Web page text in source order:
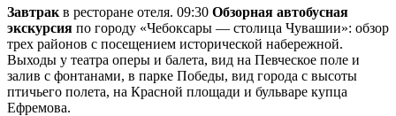
Завтрак в ресторане отеля. 09:30 Обзорная автобусная
экскурсия по городу «Чебоксары — столица Чувашии»: обзор
трех районов с посещением исторической набережной.
Выходы у театра оперы и балета, вид на Певческое поле и
залив с фонтанами, в парке Победы, вид города с высоты
птичьего полета, на Красной площади и бульваре купца
Ефремова.